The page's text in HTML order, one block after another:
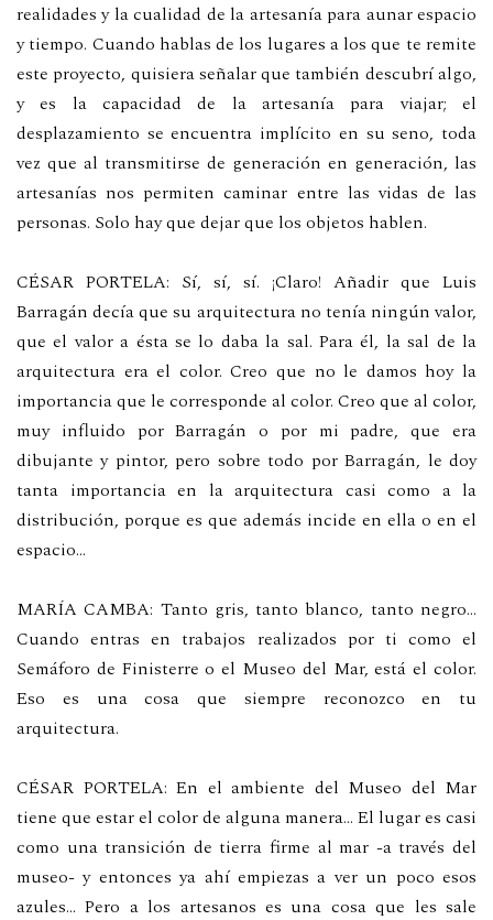
realidades y la cualidad de la artesanía para aunar espacio
y tiempo. Cuando hablas de los lugares a los que te remite
este proyecto, quisiera señalar que también descubrí algo,
y es la capacidad de la artesanía para viajar; el
desplazamiento se encuentra implícito en su seno, toda
vez que al transmitirse de generación en generación, las
artesanías nos permiten caminar entre las vidas de las
personas. Solo hay que dejar que los objetos hablen.
CÉSAR PORTELA: Sí, sí, sí. ¡Claro! Añadir que Luis
Barragán decía que su arquitectura no tenía ningún valor,
que el valor a ésta se lo daba la sal. Para él, la sal de la
arquitectura era el color. Creo que no le damos hoy la
importancia que le corresponde al color. Creo que al color,
muy influido por Barragán o por mi padre, que era
dibujante y pintor, pero sobre todo por Barragán, le doy
tanta importancia en la arquitectura casi como a la
distribución, porque es que además incide en ella o en el
espacio…
MARÍA CAMBA: Tanto gris, tanto blanco, tanto negro…
Cuando entras en trabajos realizados por ti como el
Semáforo de Finisterre o el Museo del Mar, está el color.
Eso es una cosa que siempre reconozco en tu
arquitectura.
CÉSAR PORTELA: En el ambiente del Museo del Mar
tiene que estar el color de alguna manera… El lugar es casi
como una transición de tierra firme al mar -a través del
museo- y entonces ya ahí empiezas a ver un poco esos
azules… Pero a los artesanos es una cosa que les sale